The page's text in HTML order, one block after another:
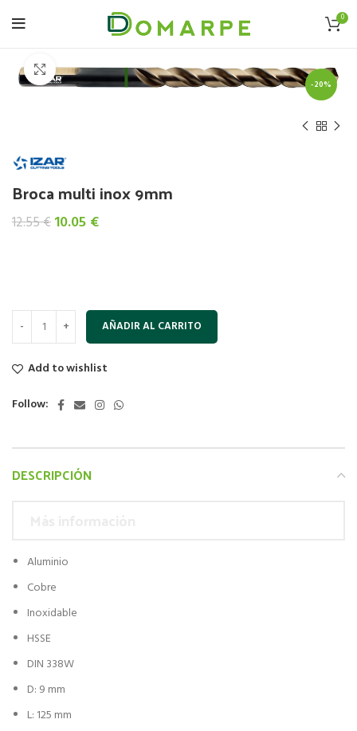
0
-20%
Click to enlarge
Broca multi inox 9mm
12.55€El
10.05 €El
AÑADIR AL CARRITO
Add to wishlist
Follow:
DESCRIPCIÓN
Aluminio
Cobre
Inoxidable
HSSE
DIN 338W
D: 9 mm
L: 125 mm